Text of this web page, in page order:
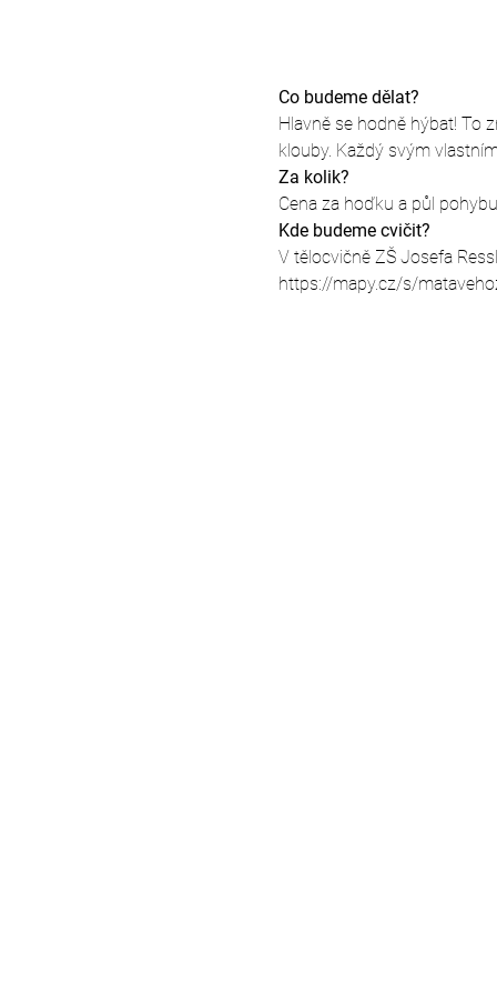
Co budeme dělat?
Hlavně se hodně hýbat! To
klouby. Každý svým
Za kolik?
Cena za hoďku a půl
Kde budeme cvičit?
V tělocvičně ZŠ Josefa
https://mapy.cz/s/